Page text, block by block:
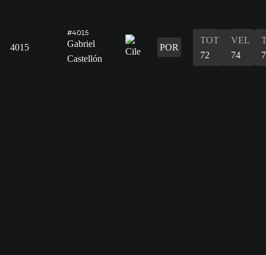
4015
#4015
Gabriel
Castellón
POR
TOT
72
VEL
74